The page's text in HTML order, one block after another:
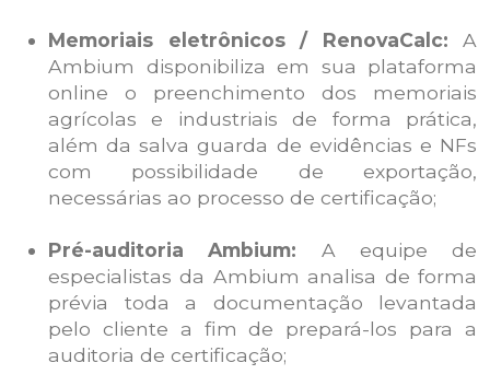
Memoriais eletrônicos / RenovaCalc: A
Ambium disponibiliza em sua plataforma
online o preenchimento dos memoriais
agrícolas e industriais de forma prática,
além da salva guarda de evidências e NFs
com possibilidade de exportação,
necessárias ao processo de certificação;
Pré-auditoria Ambium: A equipe de
especialistas da Ambium analisa de forma
prévia toda a documentação levantada
pelo cliente a fim de prepará-los para a
auditoria de certificação;